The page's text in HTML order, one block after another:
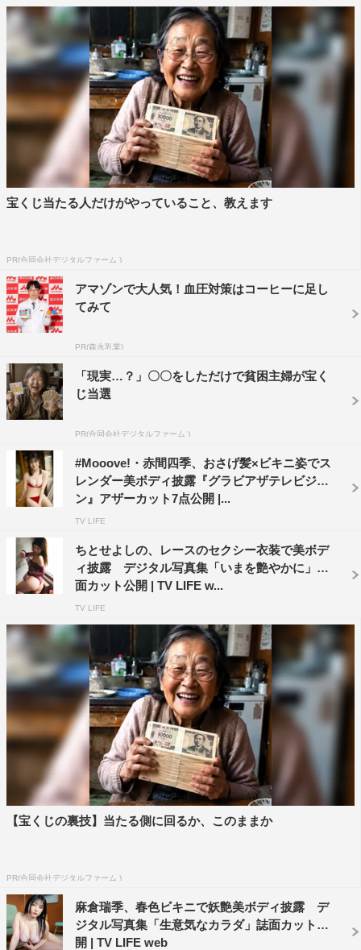
宝くじ当たる人だけがやっていること、教えます
PR(合同会社デジタルファーム )
アマゾンで大人気！血圧対策はコーヒーに足し
てみて
PR(森永乳業)
「現実…？」〇〇をしただけで貧困主婦が宝く
じ当選
PR(合同会社デジタルファーム )
#Mooove!・赤間四季、おさげ髪×ビキニ姿でス
レンダー美ボディ披露『グラビアザテレビジョ
ン』アザーカット7点公開 |...
TV LIFE
ちとせよしの、レースのセクシー衣装で美ボデ
ィ披露 デジタル写真集「いまを艶やかに」誌
面カット公開 | TV LIFE w...
TV LIFE
【宝くじの裏技】当たる側に回るか、このままか
PR(合同会社デジタルファーム )
麻倉瑞季、春色ビキニで妖艶美ボディ披露 デ
ジタル写真集「生意気なカラダ」誌面カット公
開 | TV LIFE web